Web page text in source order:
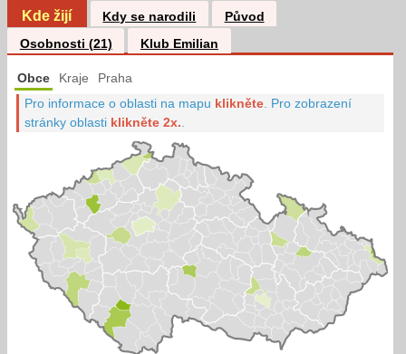
Kde žijí Kdy se narodili
Původ
Osobnosti (21)
Klub Emilian
Obce Kraje Praha
Pro informace o oblasti na mapu klikněte Pro zobrazení
stránky oblasti klikněte 2x.